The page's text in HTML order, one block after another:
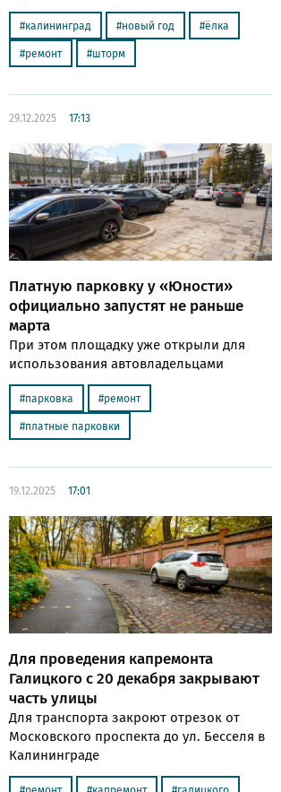
калининград новый год ёлка
ремонт шторм
29.12.2025 17:13
Платную парковку у «Юности»
официально запустят не раньше
марта
При этом площадку уже открыли для
использования автовладельцами
парковка ремонт
платные парковки
19.12.2025 17:01
Для проведения капремонта
Галицкого с 20 декабря закрывают
часть улицы
Для транспорта закроют отрезок от
Московского проспекта до ул. Бесселя в
Калининграде